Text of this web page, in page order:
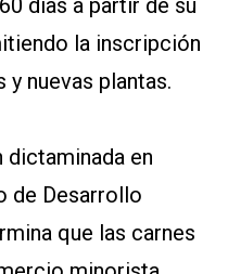
días a partir de su
la inscripción
nuevas plantas.
dictaminada en
de Desarrollo
que las carnes